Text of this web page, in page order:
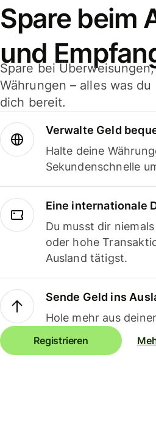
Spare beim
und
Spare bei
Währungen – alles was
dich bereit.
Verwalte Geld
Halte deine
Sekundenschnelle
Eine internationale
Du musst dir
oder hohe
Ausland tätigst.
Sende Geld ins
Hole mehr aus
Registrieren